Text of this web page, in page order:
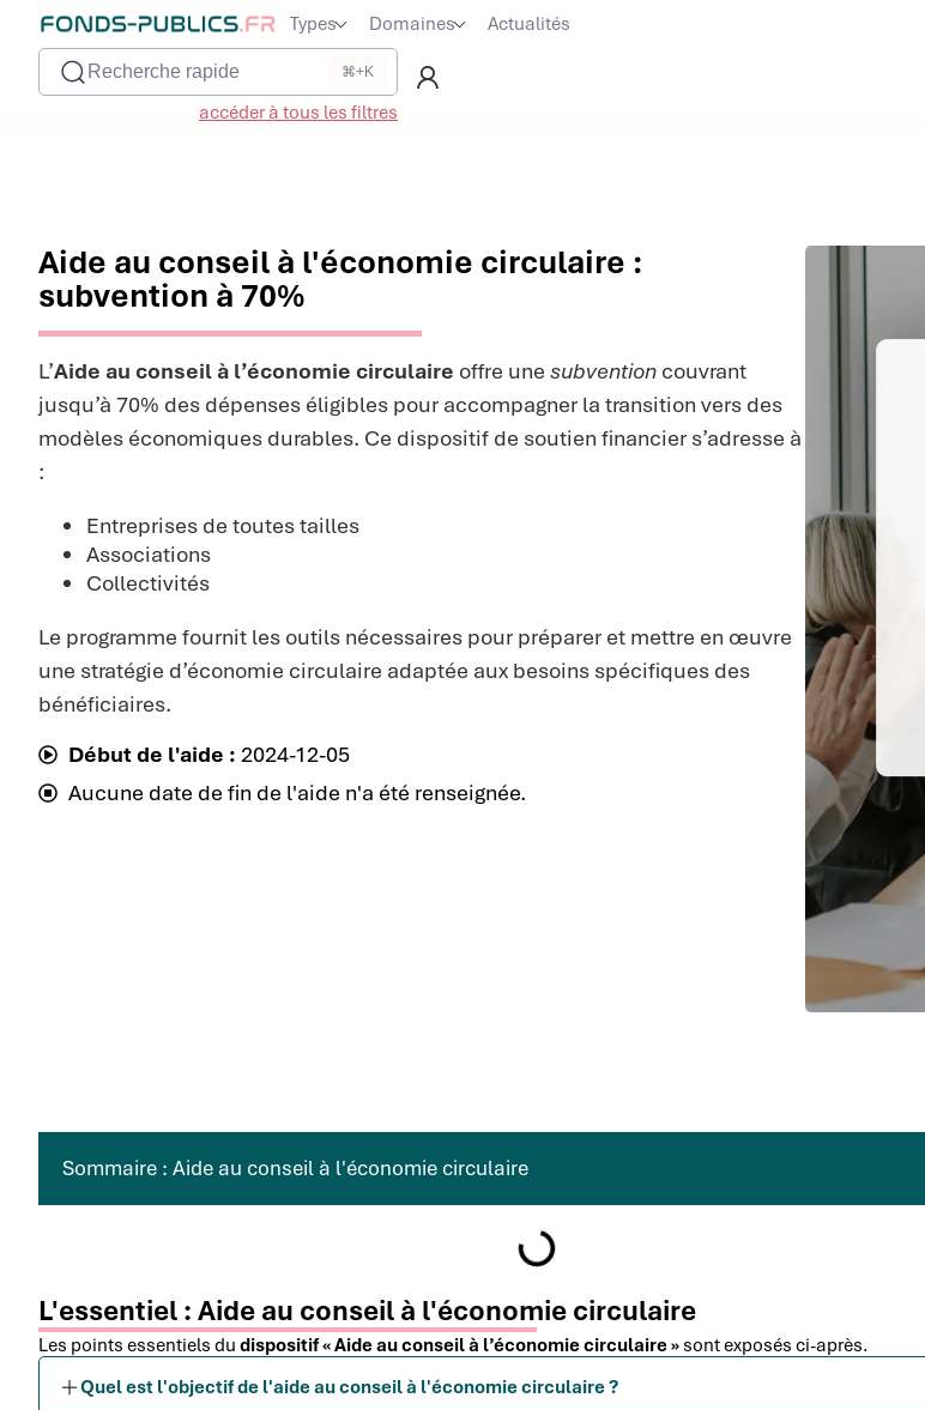
Types Domaines Actualités
Recherche rapide ⌘+K
accéder à tous les filtres
Aide au conseil à l'économie circulaire :
subvention à 70%
L’Aide au conseil à l’économie circulaire offre une subvention couvrant
jusqu’à 70% des dépenses éligibles pour accompagner la transition vers des
modèles économiques durables. Ce dispositif de soutien financier s’adresse à
:
Entreprises de toutes tailles
Associations
Collectivités
Le programme fournit les outils nécessaires pour préparer et mettre en œuvre
une stratégie d’économie circulaire adaptée aux besoins spécifiques des
bénéficiaires.
Début de l'aide : 2024-12-05
Aucune date de fin de l'aide n'a été renseignée.
Sommaire : Aide au conseil à l'économie circulaire
L'essentiel : Aide au conseil à l'économie circulaire
Les points essentiels du dispositif « Aide au conseil à l’économie circulaire » sont exposés ci-après.
Quel est l'objectif de l'aide au conseil à l'économie circulaire ?